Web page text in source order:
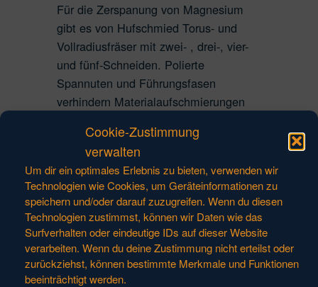
Cookie-Zustimmung
verwalten
Um dir ein optimales Erlebnis zu bieten, verwenden wir
Technologien wie Cookies, um Geräteinformationen zu
speichern und/oder darauf zuzugreifen. Wenn du diesen
Technologien zustimmst, können wir Daten wie das
Surfverhalten oder eindeutige IDs auf dieser Website
verarbeiten. Wenn du deine Zustimmung nicht erteilst oder
zurückziehst, können bestimmte Merkmale und Funktionen
beeinträchtigt werden.
Für die Zerspanung von Magnesium
gibt es von Hufschmied Torus- und
Vollradiusfräser mit zwei- , drei-, vier-
und fünf-Schneiden. Polierte
Spannuten und Führungsfasen
verhindern Materialaufschmierungen
eine hocheffiziente und schnelle
Zerspanung.
Wir beraten
Material
Download
Productfinder